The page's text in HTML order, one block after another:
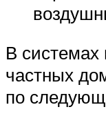
В системах
частных
по